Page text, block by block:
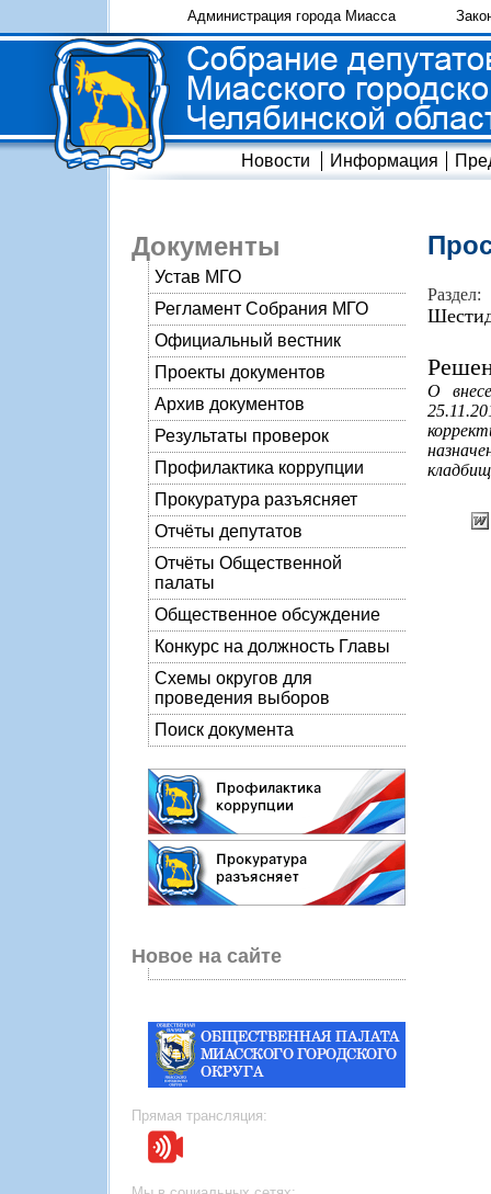
Администрация города Миасса
Новости Информация
Документы
Устав МГО
Регламент Собрания МГО
Официальный вестник
Проекты документов
Архив документов
Результаты проверок
Профилактика коррупции
Прокуратура разъясняет
Отчёты депутатов
Отчёты Общественной
палаты
Общественное обсуждение
Конкурс на должность Главы
Схемы округов для
проведения выборов
Поиск документа
Новое на сайте
Прямая трансляция:
Раздел:
О